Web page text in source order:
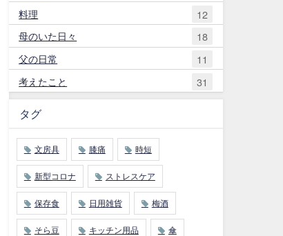
料理
12
母のいた日々
18
父の日常
11
考えたこと
31
タグ
文房具 膝痛 時短
新型コロナ ストレスケア
保存食 日用雑貨 梅酒
そら豆 キッチン用品 傘